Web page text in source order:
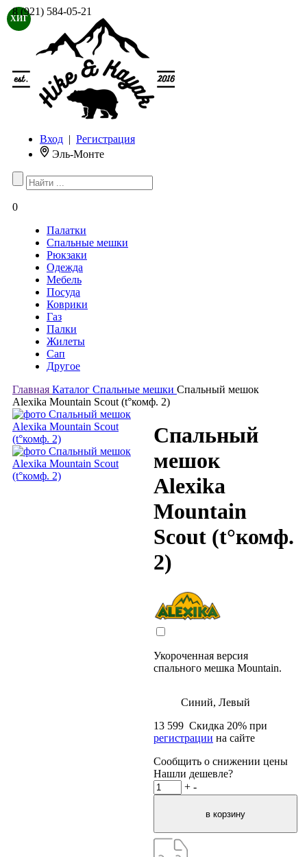
8 (921) 584-05-21
Вход | Регистрация
Эль-Монте
0
Палатки
Спальные мешки
Рюкзаки
Одежда
Мебель
Посуда
Коврики
Газ
Палки
Жилеты
Сап
Другое
Главная Каталог Спальные мешки Спальный мешок
Alexika Mountain Scout (t°комф. 2)
ХИТ
Спальный
мешок
Alexika
Mountain
Scout (t°комф.
2)
Укороченная версия
спального мешка Mountain.
Синий, Левый
13 599 Скидка 20% при
регистрации на сайте
Сообщить о снижении цены
Нашли дешевле?
+ -